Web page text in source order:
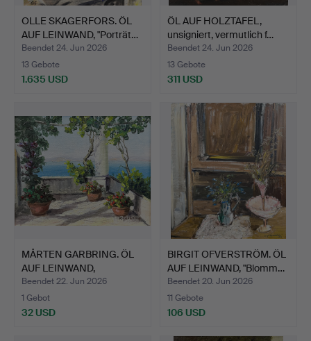
OLLE SKAGERFORS. ÖL
AUF LEINWAND, "Porträt…
Beendet 24. Jun 2026
13 Gebote
1.635 USD
ÖL AUF HOLZTAFEL,
unsigniert, vermutlich f…
Beendet 24. Jun 2026
13 Gebote
311 USD
MÅRTEN GARBRING. ÖL
AUF LEINWAND,
"Medelha…
Beendet 22. Jun 2026
1 Gebot
32 USD
BIRGIT OFVERSTRÖM. ÖL
AUF LEINWAND, "Blomm…
Beendet 20. Jun 2026
11 Gebote
106 USD